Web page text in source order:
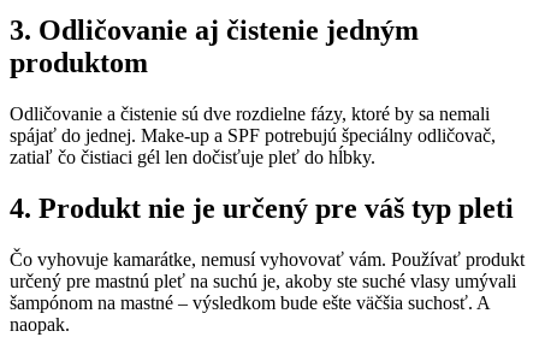
3. Odličovanie aj čistenie jedným
produktom
Odličovanie a čistenie sú dve rozdielne fázy, ktoré by sa nemali
spájať do jednej. Make-up a SPF potrebujú špeciálny odličovač,
zatiaľ čo čistiaci gél len dočisťuje pleť do hĺbky.
4. Produkt nie je určený pre váš typ pleti
Čo vyhovuje kamarátke, nemusí vyhovovať vám. Používať produkt
určený pre mastnú pleť na suchú je, akoby ste suché vlasy umývali
šampónom na mastné – výsledkom bude ešte väčšia suchosť. A
naopak.